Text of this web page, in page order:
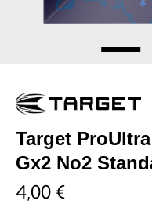
Target
Gx2 No2
4,00 €